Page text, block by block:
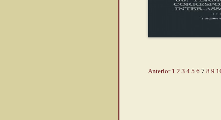
Anterior 1 2 3 4 5 6 7 8 9